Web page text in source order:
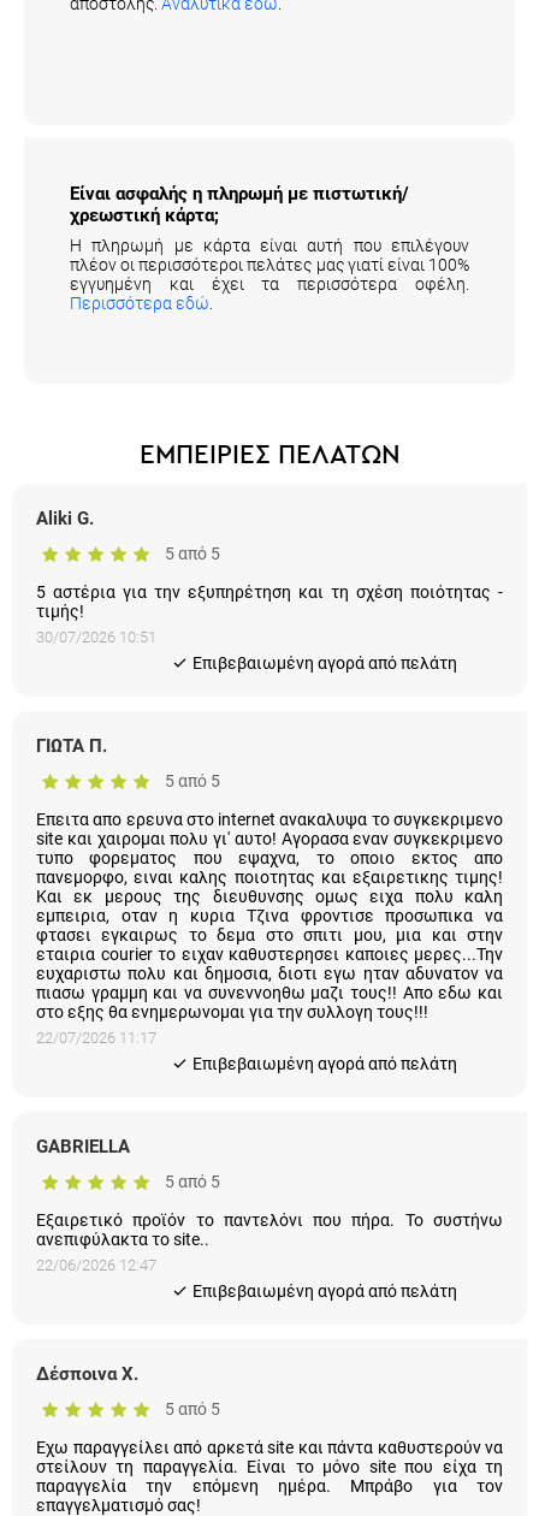
Είναι ασφαλής η πληρωμή με πιστωτική/
χρεωστική κάρτα;
Η πληρωμή με κάρτα είναι αυτή που επιλέγουν
πλέον οι περισσότεροι πελάτες μας γιατί είναι 100%
εγγυημένη και έχει τα περισσότερα οφέλη.
Περισσότερα εδώ
ΕΜΠΕΙΡΙΕΣ ΠΕΛΑΤΩΝ
Aliki G.
5 από 5
5 αστέρια για την εξυπηρέτηση και τη σχέση ποιότητας -
τιμής!
30/07/2026 10:51
Eπιβεβαιωμένη αγορά από πελάτη
ΓΙΩΤΑ Π.
5 από 5
Επειτα απο ερευνα στο internet ανακαλυψα το συγκεκριμενο
site και χαιρομαι πολυ γι' αυτο! Αγορασα εναν συγκεκριμενο
τυπο φορεματος που εψαχνα, το οποιο εκτος απο
πανεμορφο, ειναι καλης ποιοτητας και εξαιρετικης τιμης!
Και εκ μερους της διευθυνσης ομως ειχα πολυ καλη
εμπειρια, οταν η κυρια Τζινα φροντισε προσωπικα να
φτασει εγκαιρως το δεμα στο σπιτι μου, μια και στην
εταιρια courier το ειχαν καθυστερησει καποιες μερες...Την
ευχαριστω πολυ και δημοσια, διοτι εγω ηταν αδυνατον να
πιασω γραμμη και να συνεννοηθω μαζι τους!! Απο εδω και
στο εξης θα ενημερωνομαι για την συλλογη τους!!!
22/07/2026 11:17
Eπιβεβαιωμένη αγορά από πελάτη
GABRIELLA
5 από 5
Εξαιρετικό προϊόν το παντελόνι που πήρα. Το συστήνω
ανεπιφύλακτα το site..
22/06/2026 12:47
Eπιβεβαιωμένη αγορά από πελάτη
Δέσποινα Χ.
5 από 5
Εχω παραγγείλει από αρκετά site και πάντα καθυστερούν να
στείλουν τη παραγγελία. Είναι το μόνο site που είχα τη
παραγγελία την επόμενη ημέρα. Μπράβο για τον
επαγγελματισμό σας!